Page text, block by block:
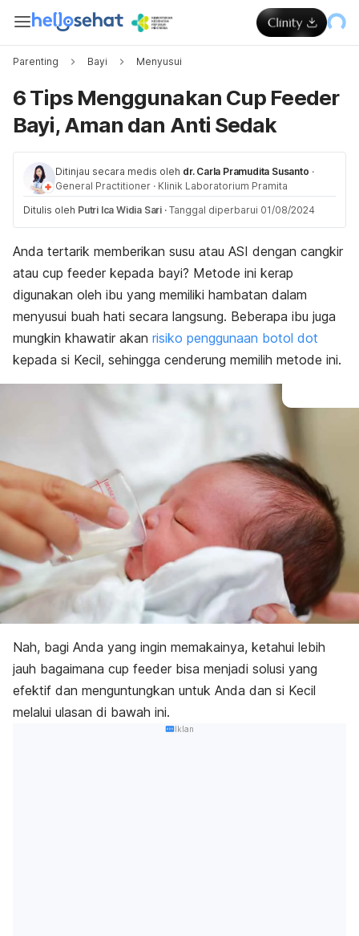
Parenting Bayi Menyusui
6 Tips Menggunakan Cup Feeder
Bayi, Aman dan Anti Sedak
Ditinjau secara medis oleh dr. Carla Pramudita Susanto ·
General Practitioner · Klinik Laboratorium Pramita
Ditulis oleh Putri Ica Widia Sari · Tanggal diperbarui 01/08/2024
Anda tertarik memberikan susu atau ASI dengan cangkir
atau cup feeder kepada bayi? Metode ini kerap
digunakan oleh ibu yang memiliki hambatan dalam
menyusui buah hati secara langsung. Beberapa ibu juga
mungkin khawatir akan risiko penggunaan botol dot
kepada si Kecil, sehingga cenderung memilih metode ini.
Nah, bagi Anda yang ingin memakainya, ketahui lebih
jauh bagaimana cup feeder bisa menjadi solusi yang
efektif dan menguntungkan untuk Anda dan si Kecil
melalui ulasan di bawah ini.
Iklan